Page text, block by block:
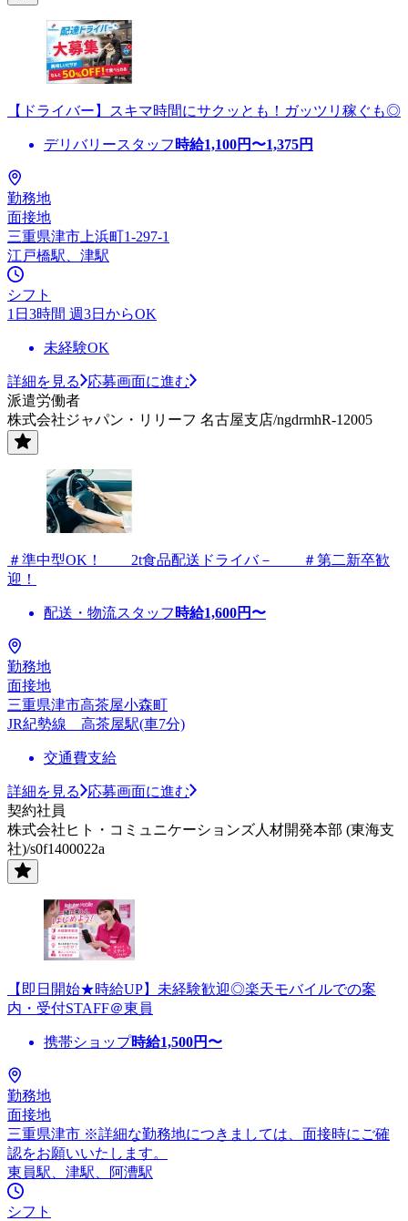
【ドライバー】スキマ時間にサクッとも！ガッツリ稼ぐも◎
デリバリースタッフ 時給1,100円〜1,375円
勤務地
面接地
三重県津市上浜町1-297-1
江戸橋駅、津駅
シフト
1日3時間 週3日からOK
未経験OK
詳細を見る
応募画面に進む
派遣労働者
株式会社ジャパン・リリーフ 名古屋支店/ngdrmhR-12005
＃準中型OK！ 2t食品配送ドライバ－ ＃第二新卒歓
迎！
配送・物流スタッフ 時給1,600円〜
勤務地
面接地
三重県津市高茶屋小森町
JR紀勢線 高茶屋駅(車7分)
交通費支給
詳細を見る
応募画面に進む
契約社員
株式会社ヒト・コミュニケーションズ人材開発本部 (東海支
社)/s0f1400022a
【即日開始★時給UP】未経験歓迎◎楽天モバイルでの案
内・受付STAFF＠東員
携帯ショップ時給1,500円〜
勤務地
面接地
三重県津市 ※詳細な勤務地につきましては、面接時にご確
認をお願いいたします。
東員駅、津駅、阿漕駅
シフト